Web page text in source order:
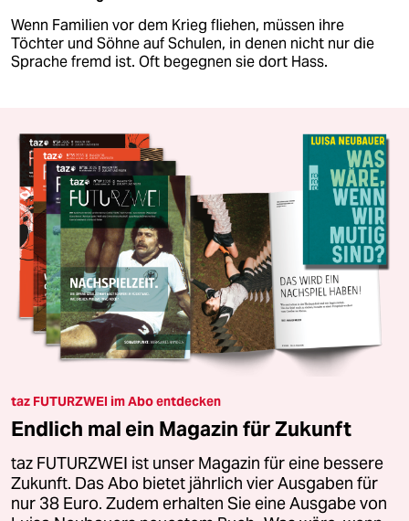
Wenn Familien vor dem Krieg fliehen, müssen ihre
Töchter und Söhne auf Schulen, in denen nicht nur die
Sprache fremd ist. Oft begegnen sie dort Hass.
taz FUTURZWEI im Abo entdecken
Endlich mal ein Magazin für Zukunft
taz FUTURZWEI ist unser Magazin für eine bessere
Zukunft. Das Abo bietet jährlich vier Ausgaben für
nur 38 Euro. Zudem erhalten Sie eine Ausgabe von